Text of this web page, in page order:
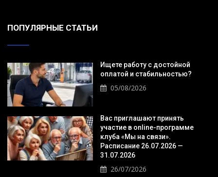
ПОПУЛЯРНЫЕ СТАТЬИ
Ищете работу с достойной
оплатой и стабильностью?
05/08/2026
Вас приглашают принять
участие в online-программе
клуба «Мы на связи».
Расписание 26.07.2026 —
31.07.2026
26/07/2026